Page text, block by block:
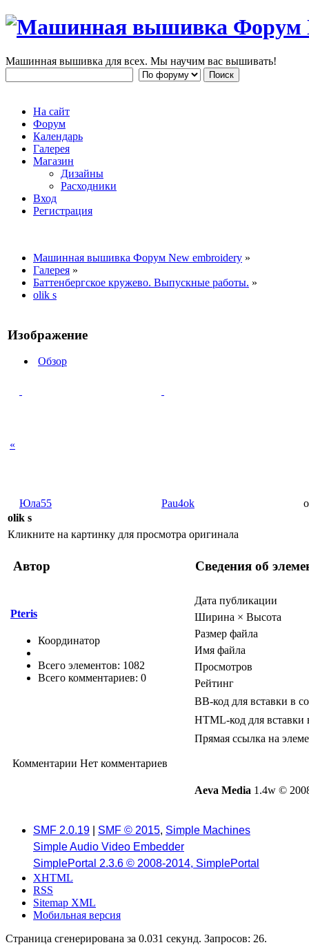
Машинная вышивка для всех. Мы научим вас вышивать!
На сайт
Форум
Календарь
Галерея
Магазин
Дизайны
Расходники
Вход
Регистрация
Машинная вышивка Форум New embroidery »
Галерея »
Баттенбергс­кое кружево. Выпускные работы. »
olik s
Изображение
Обзор
«
Юла55 Pau4ok
olik s
Кликните на картинку для просмотра оригинала
Автор Сведения об
Pteris
Координатор
Всего элементов: 1082
Всего комментариев: 0
Дата публикации
Ширина × Высота
Размер файла
Имя файла
Просмотров
Рейтинг
BB-код для вставки в
HTML-код для вставки
Прямая ссылка на
Комментарии Нет комментариев
Aeva Media 1.4w ©
SMF 2.0.19 SMF © 2015, Simple Machines
Simple Audio Video Embedder
SimplePortal 2.3.6 © 2008-2014, SimplePortal
XHTML
RSS
Sitemap XML
Мобильная версия
Страница сгенерирована за 0.031 секунд. Запросов: 26.